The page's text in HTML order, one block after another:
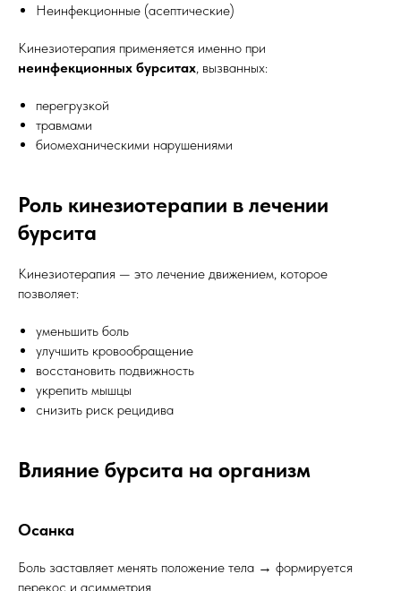
Неинфекционные (асептические)
Кинезиотерапия применяется именно при
неинфекционных бурситах, вызванных:
перегрузкой
травмами
биомеханическими нарушениями
Роль кинезиотерапии в лечении
бурсита
Кинезиотерапия — это лечение движением, которое
позволяет:
уменьшить боль
улучшить кровообращение
восстановить подвижность
укрепить мышцы
снизить риск рецидива
Влияние бурсита на организм
Осанка
Боль заставляет менять положение тела → формируется
перекос и асимметрия.